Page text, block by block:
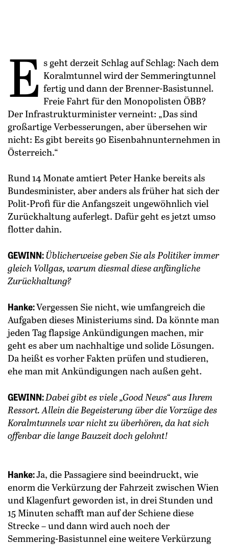
E s geht derzeit Schlag auf Schlag: Nach dem
Koralmtunnel wird der Semmeringtunnel
fertig und dann der Brenner-Basistunnel.
Freie Fahrt für den Monopolisten ÖBB?
Der Infrastrukturminister verneint: „Das sind
großartige Verbesserungen, aber übersehen wir
nicht: Es gibt bereits 90 Eisenbahnunternehmen in
Österreich.“
Rund 14 Monate amtiert Peter Hanke bereits als
Bundesminister, aber anders als früher hat sich der
Polit-Profi für die Anfangszeit ungewöhnlich viel
Zurückhaltung auferlegt. Dafür geht es jetzt umso
flotter dahin.
GEWINN:Üblicherweise geben Sie als Politiker immer
gleich Vollgas, warum diesmal diese anfängliche
Zurückhaltung?
Hanke:Vergessen Sie nicht, wie umfangreich die
Aufgaben dieses Ministeriums sind. Da könnte man
jeden Tag flapsige Ankündigungen machen, mir
geht es aber um nachhaltige und solide Lösungen.
Da heißt es vorher Fakten prüfen und studieren,
ehe man mit Ankündigungen nach außen geht.
GEWINN:Dabei gibt es viele „Good News“ aus Ihrem
Ressort. Allein die Begeisterung über die Vorzüge des
Koralmtunnels war nicht zu überhören, da hat sich
offenbar die lange Bauzeit doch gelohnt!
Hanke:Ja, die Passagiere sind beeindruckt, wie
enorm die Verkürzung der Fahrzeit zwischen Wien
und Klagenfurt geworden ist, in drei Stunden und
15 Minuten schafft man auf der Schiene diese
Strecke – und dann wird auch noch der
Semmering-Basistunnel eine weitere Verkürzung